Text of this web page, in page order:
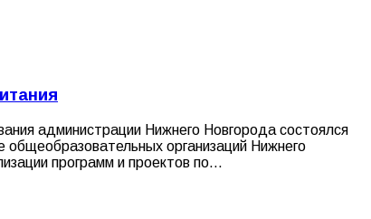
администрации Нижнего Новгорода состоялся
организаций Нижнего
программ и проектов по…